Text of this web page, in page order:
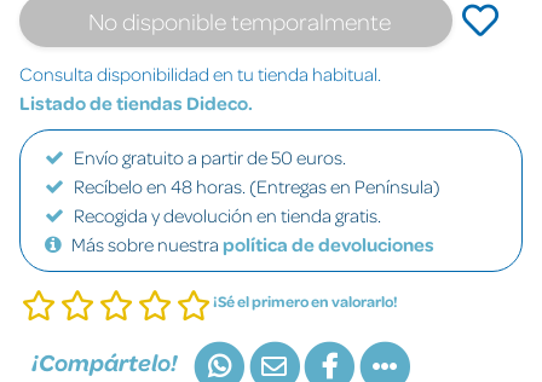
No disponible temporalmente
Consulta disponibilidad en tu tienda habitual.
Listado de tiendas Dideco.
Envío gratuito a partir de 50 euros.
Recíbelo en 48 horas. (Entregas en Península)
Recogida y devolución en tienda gratis.
Más sobre nuestra política de devoluciones
¡Sé el primero en valorarlo!
¡Compártelo!